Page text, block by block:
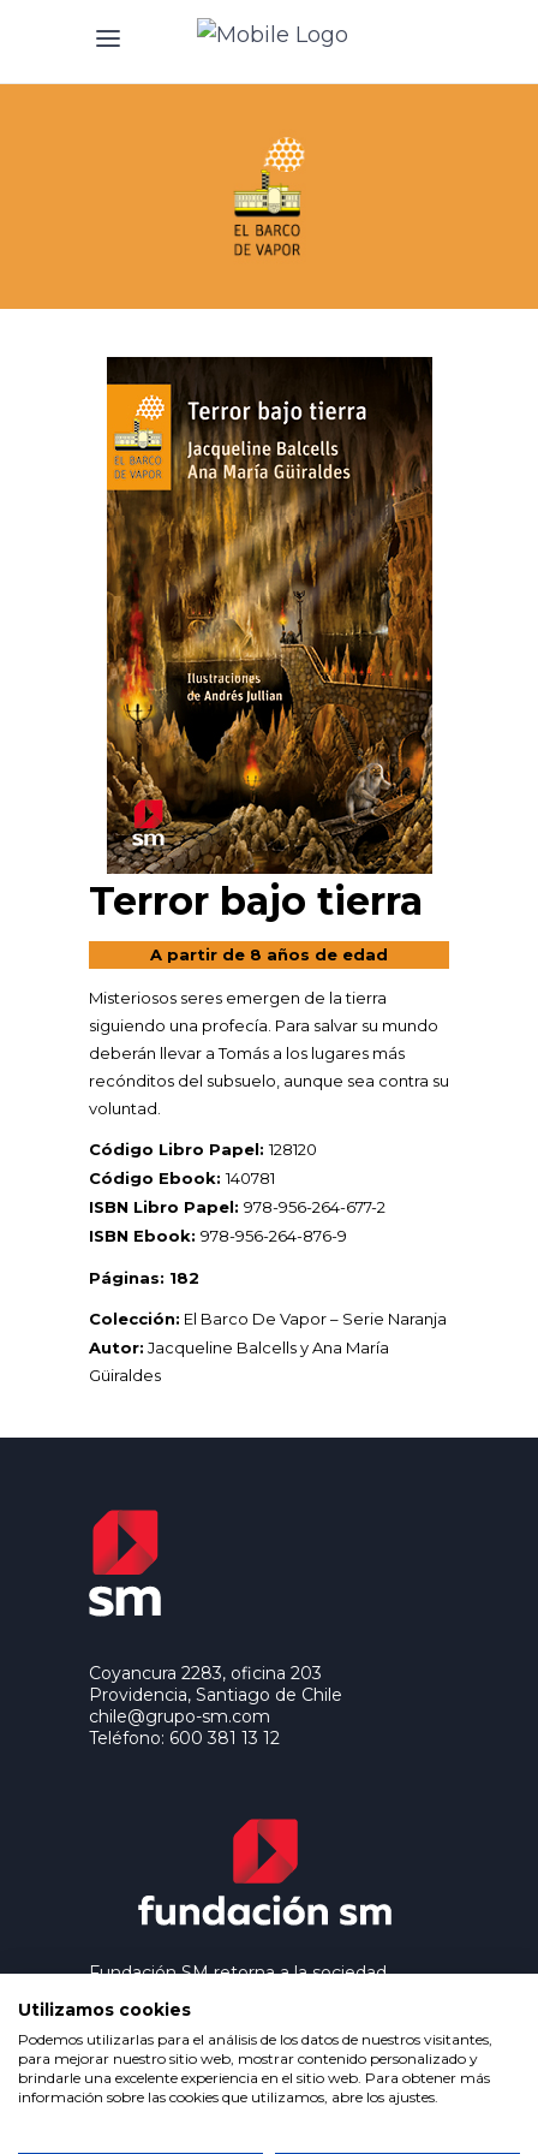
Terror bajo tierra
A partir de 8 años de edad
Misteriosos seres emergen de la tierra
siguiendo una profecía. Para salvar su mundo
deberán llevar a Tomás a los lugares más
recónditos del subsuelo, aunque sea contra su
voluntad.
Código Libro Papel:128120
Código Ebook:140781
ISBN Libro Papel: 978-956-264-677-2
ISBN Ebook: 978-956-264-876-9
Páginas: 182
Colección: El Barco De Vapor – Serie Naranja
Autor: Jacqueline BalcellsyAna María
Güiraldes
Coyancura 2283, oficina 203
Providencia, Santiago de Chile
chile@grupo-sm.com
Teléfono: 600 381 13 12
Fundación SM retorna a la sociedad
editorial de Ediciones SM, contribuyendo
así a extender la cultura y la educación a
los grupos más desfavorecidos.
Utilizamos cookies
Podemos utilizarlas para el análisis de los datos de nuestros visitantes,
para mejorar nuestro sitio web, mostrar contenido personalizado y
brindarle una excelente experiencia en el sitio web. Para obtener más
información sobre las cookies que utilizamos, abre los ajustes.